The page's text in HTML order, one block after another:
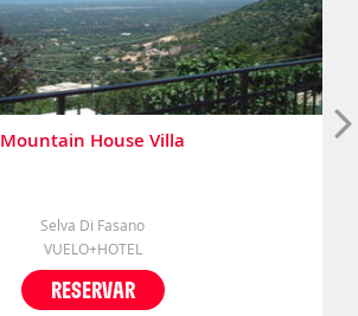
Mountain House Villa
Selva Di Fasano
VUELO+HOTEL
RESERVAR